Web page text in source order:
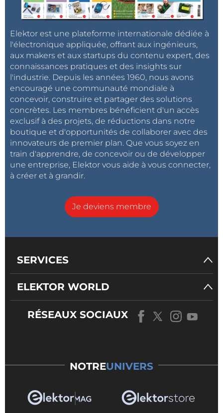
Elektor est une plateforme internationale dédiée à
l'électronique appliquée, offrant aux ingénieurs,
aux makers et aux startups du contenu expert, des
connaissances pratiques et des insights sur
l'industrie. Depuis les années 1960, nous avons
encouragé une communauté mondiale à
concevoir, construire et partager des solutions
concrètes. Les membres bénéficient d'un accès
exclusif à des projets, de réductions dans notre
boutique et d'opportunités de collaborer avec des
innovateurs de premier plan. Que vous soyez en
train d'apprendre, de concevoir ou de développer
une entreprise, Elektor vous aide à vous connecter,
à créer et à grandir.
Je deviens membre
SERVICES
ELEKTOR WORLD
RÉSEAUX SOCIAUX
NOTREUNIVERS